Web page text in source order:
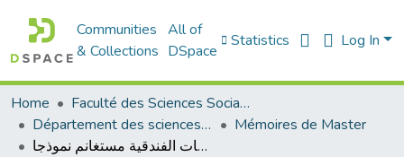
Communities
& Collections
All of
DSpace
Statistics Log In
Home
Faculté des Sciences Sociales
Département des sciences sociales
Mémoires de Master
دور الدعاية الالكترونية في تطوير الخدمات الفندقية مستغانم نموذجا